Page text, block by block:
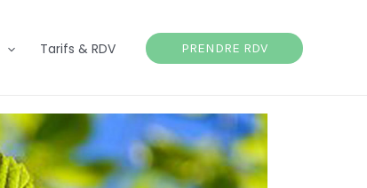
Tarifs & RDV PRENDRE RDV